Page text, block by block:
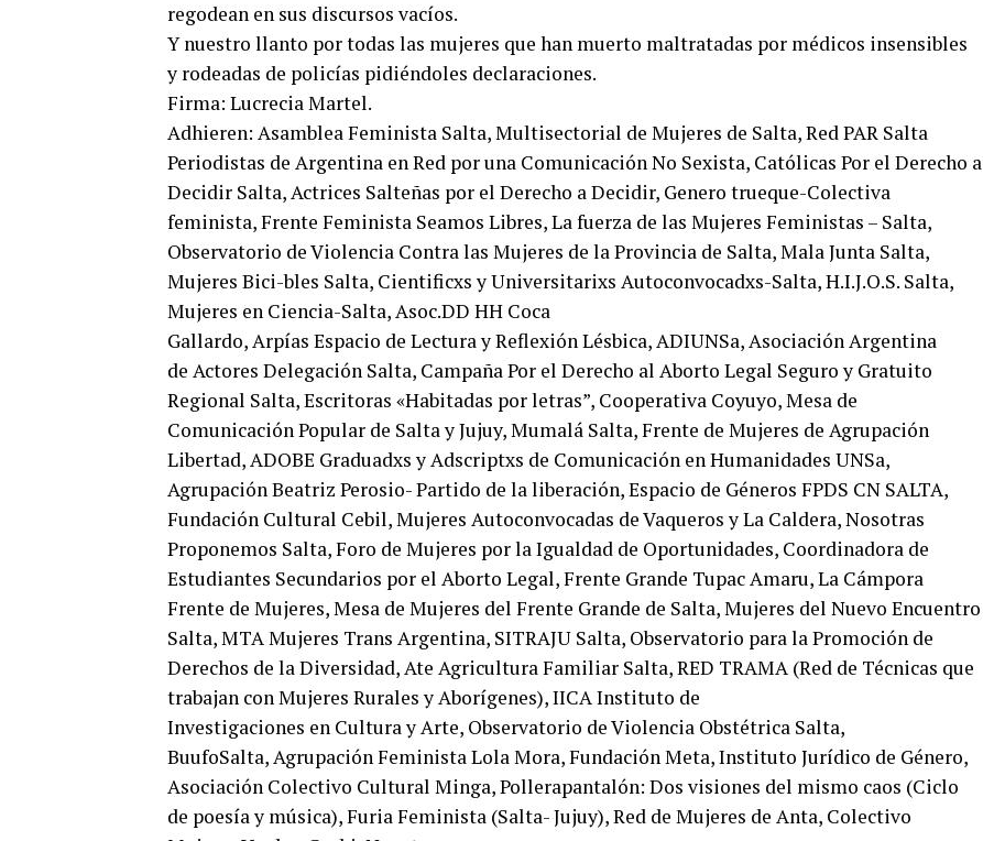
regodean en sus discursos vacíos.
Y nuestro llanto por todas las mujeres que han muerto maltratadas por médicos insensibles
y rodeadas de policías pidiéndoles declaraciones.
Firma: Lucrecia Martel.
Adhieren: Asamblea Feminista Salta, Multisectorial de Mujeres de Salta, Red PAR Salta
Periodistas de Argentina en Red por una Comunicación No Sexista, Católicas Por el Derecho a
Decidir Salta, Actrices Salteñas por el Derecho a Decidir, Genero trueque-Colectiva
feminista, Frente Feminista Seamos Libres, La fuerza de las Mujeres Feministas – Salta,
Observatorio de Violencia Contra las Mujeres de la Provincia de Salta, Mala Junta Salta,
Mujeres Bici-bles Salta, Cientificxs y Universitarixs Autoconvocadxs-Salta, H.I.J.O.S. Salta,
Mujeres en Ciencia-Salta, Asoc.DD HH Coca
Gallardo, Arpías Espacio de Lectura y Reflexión Lésbica, ADIUNSa, Asociación Argentina
de Actores Delegación Salta, Campaña Por el Derecho al Aborto Legal Seguro y Gratuito
Regional Salta, Escritoras «Habitadas por letras”, Cooperativa Coyuyo, Mesa de
Comunicación Popular de Salta y Jujuy, Mumalá Salta, Frente de Mujeres de Agrupación
Libertad, ADOBE Graduadxs y Adscriptxs de Comunicación en Humanidades UNSa,
Agrupación Beatriz Perosio- Partido de la liberación, Espacio de Géneros FPDS CN SALTA,
Fundación Cultural Cebil, Mujeres Autoconvocadas de Vaqueros y La Caldera, Nosotras
Proponemos Salta, Foro de Mujeres por la Igualdad de Oportunidades, Coordinadora de
Estudiantes Secundarios por el Aborto Legal, Frente Grande Tupac Amaru, La Cámpora
Frente de Mujeres, Mesa de Mujeres del Frente Grande de Salta, Mujeres del Nuevo Encuentro
Salta, MTA Mujeres Trans Argentina, SITRAJU Salta, Observatorio para la Promoción de
Derechos de la Diversidad, Ate Agricultura Familiar Salta, RED TRAMA (Red de Técnicas que
trabajan con Mujeres Rurales y Aborígenes), IICA Instituto de
Investigaciones en Cultura y Arte, Observatorio de Violencia Obstétrica Salta,
BuufoSalta, Agrupación Feminista Lola Mora, Fundación Meta, Instituto Jurídico de Género,
Asociación Colectivo Cultural Minga, Pollerapantalón: Dos visiones del mismo caos (Ciclo
de poesía y música), Furia Feminista (Salta- Jujuy), Red de Mujeres de Anta, Colectivo